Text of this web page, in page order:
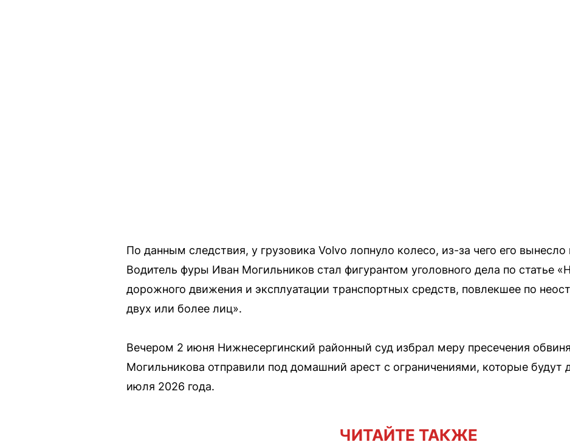
По данным следствия, у грузовика Volvo лопнуло колесо, из-за чего его
Водитель фуры Иван Могильников стал фигурантом уголовного дела по статье
дорожного движения и эксплуатации транспортных средств, повлекшее по
двух или более лиц».
Вечером 2 июня Нижнесергинский районный суд избрал меру пресечения
Могильникова отправили под домашний арест с ограничениями, которые будут
июля 2026 года.
ЧИТАЙТЕ ТАКЖЕ